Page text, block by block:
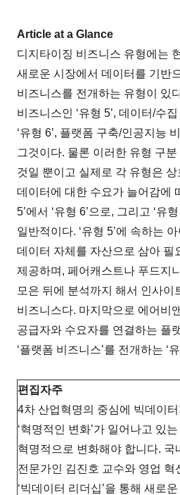
Article at a Glance
디지타이징 비즈니스 유형에는
새로운 시장에서 데이터를 기반
비즈니스를 전개하는 유형이 있
비즈니스인 ‘유형 5’, 데이터/수
‘유형 6’, 플랫폼 구축/인공지능
그것이다. 물론 이러한 유형 구
것일 뿐이고 실제로 각 유형은
데이터에 대한 수요가 늘어감에
5’에서 ‘유형 6’으로, 그리고 ‘유
일반적이다. ‘유형 5’에 속하는
데이터 자체를 자산으로 삼아 필
제공하며, 페어캐스트나 푸드지
모은 뒤에 분석까지 해서 인사이
비즈니스다. 마지막으로 에어비
공급자와 수요자를 연결하는 플
‘플랫폼 비즈니스’를 전개하는 ‘
편집자주
4차 산업혁명의 중심에 빅데이
‘혁명적인 변화’가 일어나고 있
혁명적으로 변화해야 합니다. 국
전문가인 김진호 교수와 영업
‘빅데이터 리더십’을 통해 새로